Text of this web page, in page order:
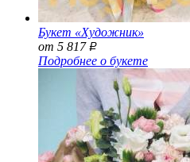
Букет «Художник»
от 5 817 Р
Подробнее о букете